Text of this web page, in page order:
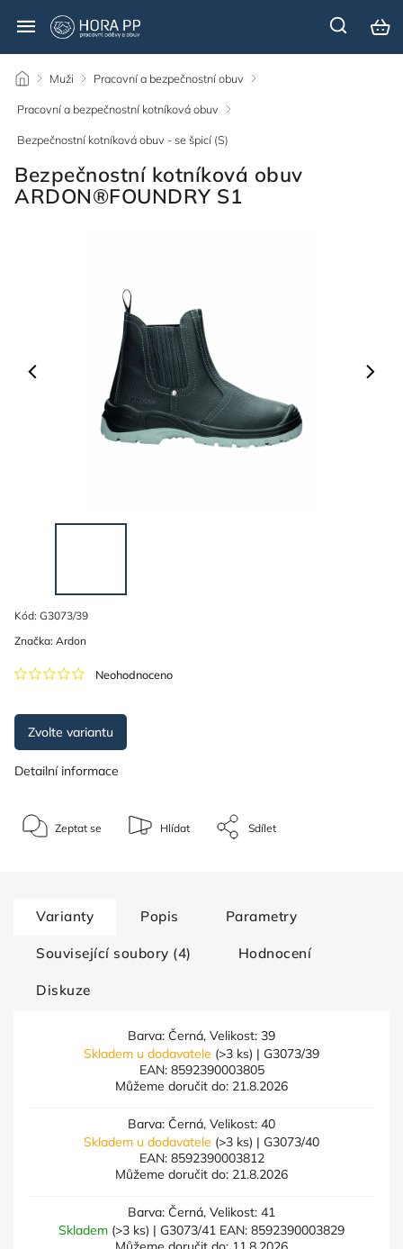
/ Muži / Pracovní a bezpečnostní obuv /
Pracovní a bezpečnostní kotníková obuv /
Bezpečnostní kotníková obuv - se špicí (S)
Bezpečnostní kotníková obuv
ARDON®FOUNDRY S1
Kód: G3073/39
Neohodnoceno
Značka: Ardon
Zvolte variantu
Detailní informace
Zeptat se Hlídat Sdílet
Varianty Popis Parametry
Související soubory (4) Hodnocení
Diskuze
Barva: Černá, Velikost: 39
Skladem u dodavatele (>3 ks) | G3073/39
EAN: 8592390003805
Můžeme doručit do: 21.8.2026
Barva: Černá, Velikost: 40
Skladem u dodavatele (>3 ks) | G3073/40
EAN: 8592390003812
Můžeme doručit do: 21.8.2026
Barva: Černá, Velikost: 41
Skladem (>3 ks) | G3073/41 EAN: 8592390003829